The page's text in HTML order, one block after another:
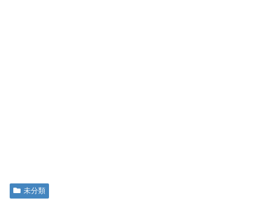
未分類